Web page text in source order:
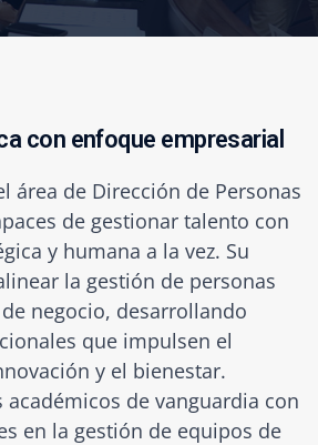
a con enfoque empresaria
área de Dirección de Personas
de gestionar talento con
y humana a la vez. Su
la gestión de personas
negocio, desarrollando
que impulsen el
y el bienestar.
de vanguardia con
en la gestión de equipos de